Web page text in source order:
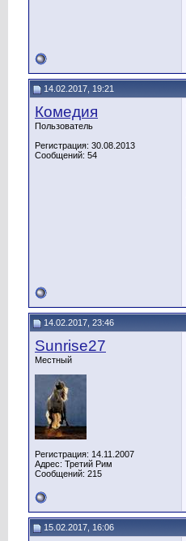
14.02.2017, 19:21
Комедия
Пользователь
Регистрация: 30.08.2013
Сообщений: 54
14.02.2017, 23:46
Sunrise27
Местный
Регистрация: 14.11.2007
Адрес: Третий Рим
Сообщений: 215
15.02.2017, 16:06